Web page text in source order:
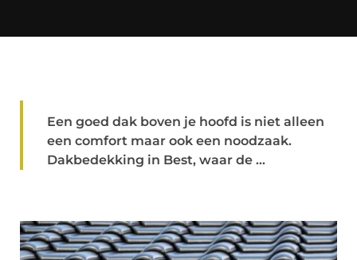
Een goed dak boven je hoofd is niet alleen
een comfort maar ook een noodzaak.
Dakbedekking in Best, waar de ...